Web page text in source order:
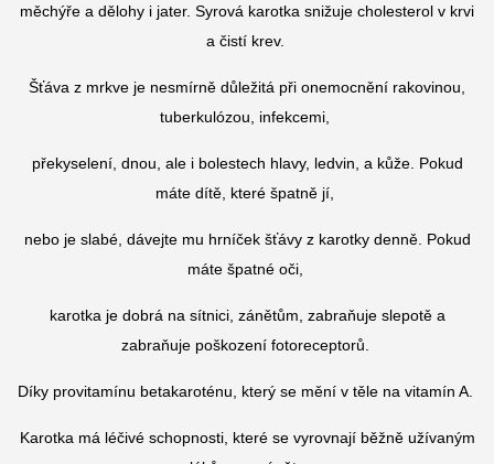
měchýře a dělohy i jater. Syrová karotka snižuje cholesterol v krvi
a čistí krev.
Šťáva z mrkve je nesmírně důležitá při onemocnění rakovinou,
tuberkulózou, infekcemi,
překyselení, dnou, ale i bolestech hlavy, ledvin, a kůže. Pokud
máte dítě, které špatně jí,
nebo je slabé, dávejte mu hrníček šťávy z karotky denně. Pokud
máte špatné oči,
karotka je dobrá na sítnici, zánětům, zabraňuje slepotě a
zabraňuje poškození fotoreceptorů.
Díky provitamínu betakaroténu, který se mění v těle na vitamín A.
Karotka má léčivé schopnosti, které se vyrovnají běžně užívaným